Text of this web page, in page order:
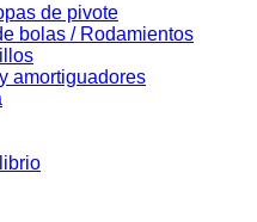
de pivote
bolas / Rodamientos
amortiguadores